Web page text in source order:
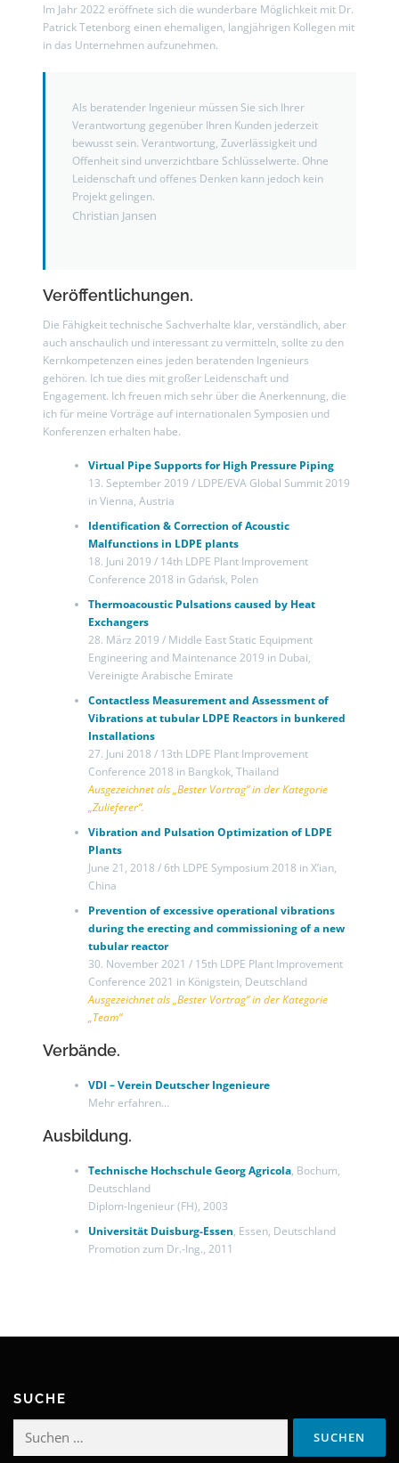
Im Jahr 2022 eröffnete sich die wunderbare Möglichkeit mit Dr.
Patrick Tetenborg einen ehemaligen, langjährigen Kollegen mit
in das Unternehmen aufzunehmen.
Als beratender Ingenieur müssen Sie sich Ihrer
Verantwortung gegenüber Ihren Kunden jederzeit
bewusst sein. Verantwortung, Zuverlässigkeit und
Offenheit sind unverzichtbare Schlüsselwerte. Ohne
Leidenschaft und offenes Denken kann jedoch kein
Projekt gelingen.
Christian Jansen
Veröffentlichungen.
Die Fähigkeit technische Sachverhalte klar, verständlich, aber
auch anschaulich und interessant zu vermitteln, sollte zu den
Kernkompetenzen eines jeden beratenden Ingenieurs
gehören. Ich tue dies mit großer Leidenschaft und
Engagement. Ich freuen mich sehr über die Anerkennung, die
ich für meine Vorträge auf internationalen Symposien und
Konferenzen erhalten habe.
Virtual Pipe Supports for High Pressure Piping
13. September 2019 / LDPE/EVA Global Summit 2019
in Vienna, Austria
Identification & Correction of Acoustic
Malfunctions in LDPE plants
18. Juni 2019 / 14th LDPE Plant Improvement
Conference 2018 in Gdańsk, Polen
Thermoacoustic Pulsations caused by Heat
Exchangers
28. März 2019 / Middle East Static Equipment
Engineering and Maintenance 2019 in Dubai,
Vereinigte Arabische Emirate
Contactless Measurement and Assessment of
Vibrations at tubular LDPE Reactors in bunkered
Installations
27. Juni 2018 / 13th LDPE Plant Improvement
Conference 2018 in Bangkok, Thailand
Ausgezeichnet als „Bester Vortrag“ in der Kategorie
„Zulieferer“.
Vibration and Pulsation Optimization of LDPE
Plants
June 21, 2018 / 6th LDPE Symposium 2018 in X’ian,
China
Prevention of excessive operational vibrations
during the erecting and commissioning of a new
tubular reactor
30. November 2021 / 15th LDPE Plant Improvement
Conference 2021 in Königstein, Deutschland
Ausgezeichnet als „Bester Vortrag“ in der Kategorie
„Team“
Verbände.
VDI – Verein Deutscher Ingenieure
Mehr erfahren…
Ausbildung.
Technische Hochschule Georg Agricola, Bochum,
Deutschland
Diplom-Ingenieur (FH), 2003
Universität Duisburg-Essen, Essen, Deutschland
Promotion zum Dr.-Ing., 2011
SUCHE
Suchen